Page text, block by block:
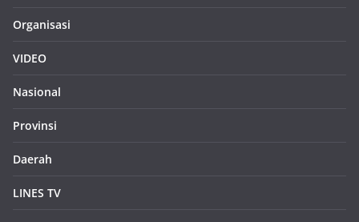
Organisasi
VIDEO
Nasional
Provinsi
Daerah
LINES TV